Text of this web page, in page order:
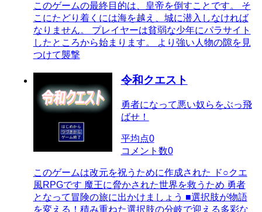
このゲームの最終目的は、皇帝を倒すことです。 そ
こにたどり着くには海を越え、城に潜入しなければ
なりません。 プレイヤーは貧弱な少年にパラサイト
したところから始まります。 より強い人物の隙を見
つけて襲撃
令和クエスト
勇者になって悪い奴らをぶっ飛
ばせ！
平均点0
コメント数0
このゲームは改元を祝うために作成された ド○クエ
風RPGです 魔王に脅かされた世界を救うため 勇者
となって冒険の旅に出かけましょう ■選択肢が物語
を変える！積み重ねた選択肢の分岐で迎える多彩な